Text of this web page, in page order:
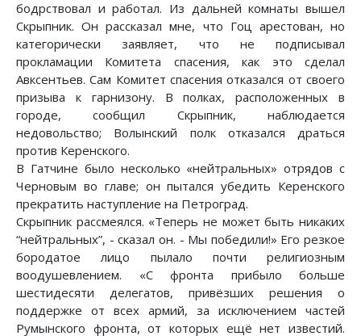
бодрствовал и работал. Из дальней комнаты вышел
Скрыпник. Он рассказал мне, что Гоц арестован, но
категорически заявляет, что не подписывал
прокламации Комитета спасения, как это сделал
Авксентьев. Сам Комитет спасения отказался от своего
призыва к гарнизону. В полках, расположенных в
городе, сообщил Скрыпник, наблюдается
недовольство; Волынский полк отказался драться
против Керенского.
В Гатчине было несколько «нейтральных» отрядов с
Черновым во главе; он пытался убедить Керенского
прекратить наступление на Петроград.
Скрыпник рассмеялся. «Теперь не может быть никаких
“нейтральных”, - сказал он. - Мы победили!» Его резкое
бородатое лицо пылало почти религиозным
воодушевлением. «С фронта прибыло больше
шестидесяти делегатов, привёзших решения о
поддержке от всех армий, за исключением частей
Румынского фронта, от которых ещё нет известий.